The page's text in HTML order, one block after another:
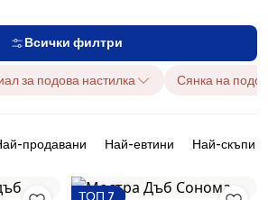
Всички филтри
за подова настилка Сянка на
продавани Най-евтини Най-скъпи
ТОП 7